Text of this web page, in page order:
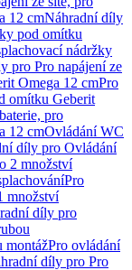
12 cmNáhradní díly
pod omítku
nádržky
pro Pro napájení ze
Omega 12 cmPro
omítku Geberit
pro
12 cmOvládání WC
díly pro Ovládání
2 množství
Pro
množství
díly pro
montážPro ovládání
díly pro Pro